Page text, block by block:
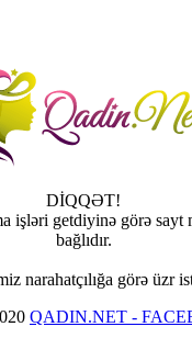
DİQQƏT!
işləri getdiyinə görə sayt
bağlıdır.
narahatçılığa görə üzr
QADIN.NET -